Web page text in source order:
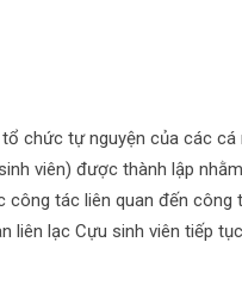
chức tự nguyện của các
viên) được thành lập
tác liên quan đến công
liên lạc Cựu sinh viên tiếp